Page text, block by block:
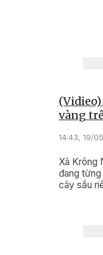
vàng
14:43, 19/
Xã Krông
đang từng
cây sầu